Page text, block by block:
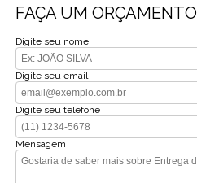
FAÇA UM ORÇAMENTO
Digite seu nome
Digite seu email
Digite seu telefone
Mensagem